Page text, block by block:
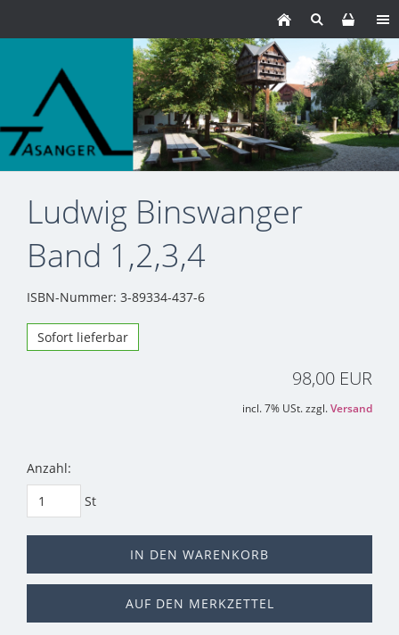
Ludwig Binswanger
Band 1,2,3,4
ISBN-Nummer: 3-89334-437-6
Sofort lieferbar
98,00 EUR
incl. 7% USt. zzgl. Versand
Anzahl:
St
IN DEN WARENKORB
AUF DEN MERKZETTEL